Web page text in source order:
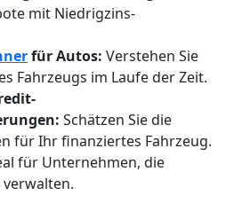
mit Niedrigzins-
für Autos: Verstehen Sie
Fahrzeugs im Laufe der Zeit.
Schätzen Sie die
für Ihr finanziertes Fahrzeug.
für Unternehmen, die